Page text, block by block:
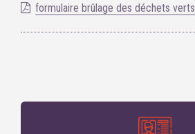
formulaire brûlage des déchets verts